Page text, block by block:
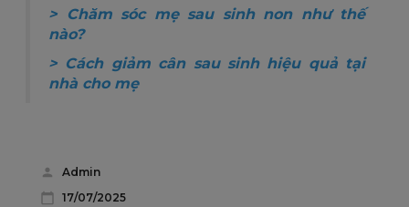
>
Chăm sóc mẹ sau sinh non như thế
nào?
> Cách giảm cân sau sinh hiệu quả tại
nhà cho mẹ
Admin
17/07/2025